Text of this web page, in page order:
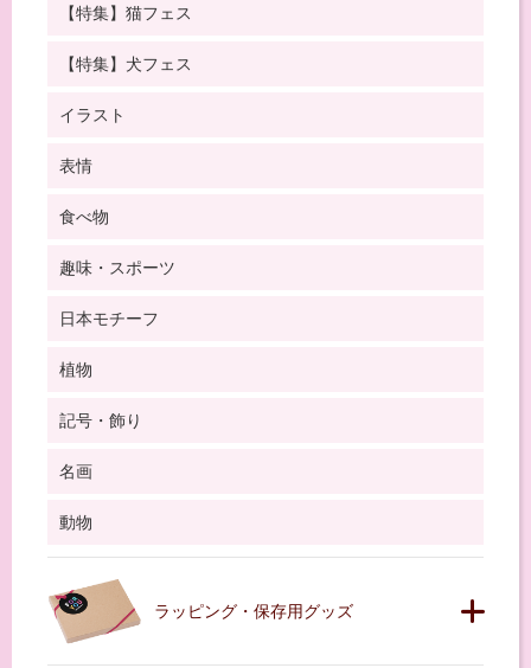
【特集】猫フェス
【特集】犬フェス
イラスト
表情
食べ物
趣味・スポーツ
日本モチーフ
植物
記号・飾り
名画
動物
ラッピング・保存用グッズ